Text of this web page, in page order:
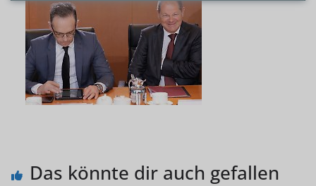
Das könnte dir auch gefallen